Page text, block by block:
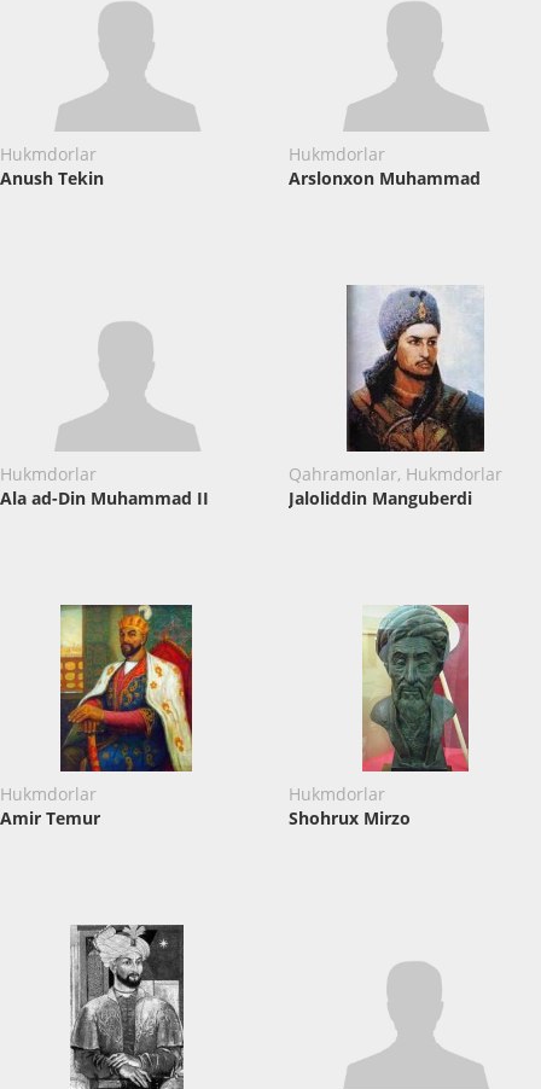
Hukmdorlar
Anush Tekin
Hukmdorlar
Arslonxon Muhammad
Hukmdorlar
Ala ad-Din Muhammad II
Qahramonlar, Hukmdorlar
Jaloliddin Manguberdi
Hukmdorlar
Amir Temur
Hukmdorlar
Shohrux Mirzo